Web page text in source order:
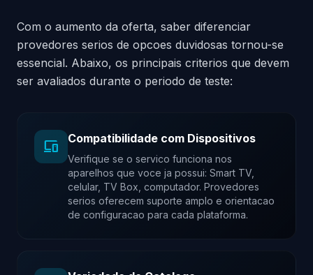
Com o aumento da oferta, saber diferenciar
provedores serios de opcoes duvidosas tornou-se
essencial. Abaixo, os principais criterios que devem
ser avaliados durante o periodo de teste:
devices Compatibilidade com Dispositivos
Verifique se o servico funciona nos
aparelhos que voce ja possui: Smart TV,
celular, TV Box, computador. Provedores
serios oferecem suporte amplo e orientacao
de configuracao para cada plataforma.